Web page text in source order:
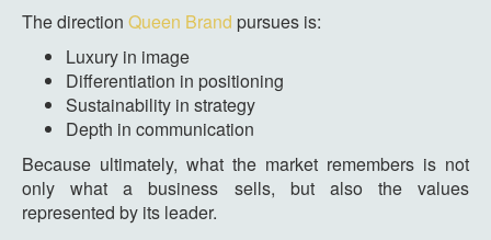
The direction Queen Brand pursues is:
Luxury in image
Differentiation in positioning
Sustainability in strategy
Depth in communication
Because ultimately, what the market remembers is not
only what a business sells, but also the values
represented by its leader.